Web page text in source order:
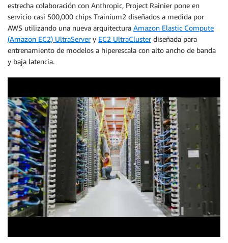
estrecha colaboración con Anthropic, Project Rainier pone en
servicio casi 500,000 chips Trainium2 diseñados a medida por
AWS utilizando una nueva arquitectura Amazon Elastic Compute
(Amazon EC2) UltraServery EC2 UltraClusterdiseñada para
entrenamiento de modelos a hiperescala con alto ancho de banda
y baja latencia.